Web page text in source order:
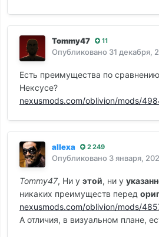
Tommy47 11
Опубликовано 31 декабря,
Есть преимущества по
Нексусе?
nexusmods.com/oblivion/mods/
allexa 2 249
Опубликовано 3 января,
Tommy47, Ни у этой, ни у
никаких преимуществ перед
nexusmods.com/oblivion/mods/
А отличия, в визуальном плане,